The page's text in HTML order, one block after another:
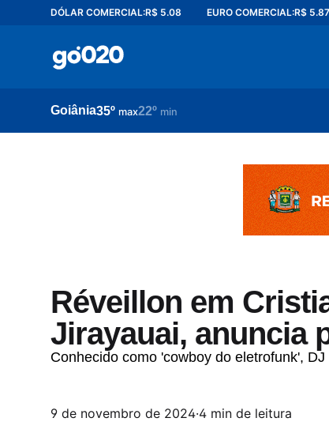
DÓLAR COMERCIAL:R$ 5.08 EURO COMERCIAL:R$ 5.87
Goiânia35º max22º min
Réveillon em
Jirayauai, anuncia
Conhecido como 'cowboy do eletrofunk',
9 de novembro de 2024·4 min de leitura
acontece agora
esporte